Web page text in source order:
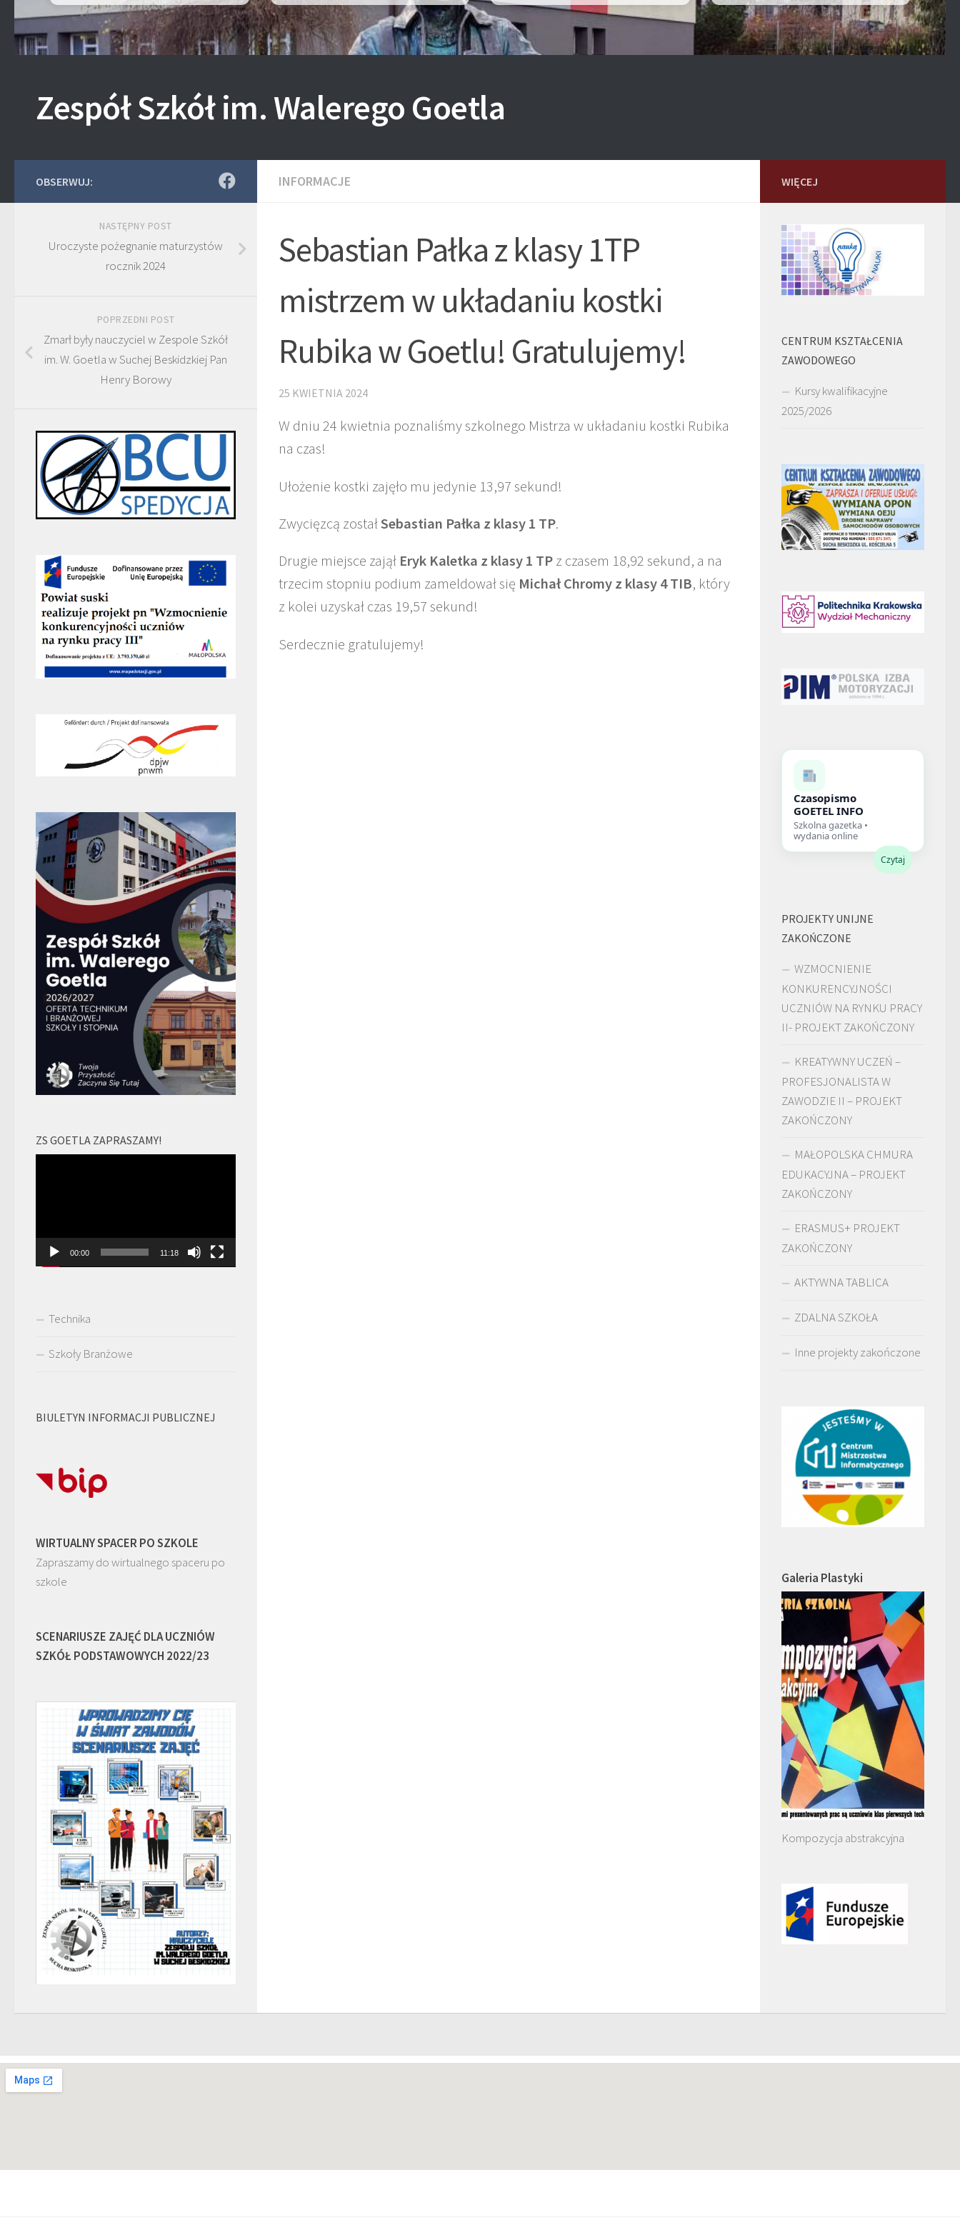
Zespół Szkół im. Walerego Goetla
INFORMACJE
Sebastian Pałka z klasy 1TP
mistrzem w układaniu kostki
Rubika w Goetlu! Gratulujemy!
25 KWIETNIA 2024
W dniu 24 kwietnia poznaliśmy szkolnego Mistrza w układaniu kostki Rubika
na czas!
Ułożenie kostki zajęło mu jedynie 13,97 sekund!
Zwycięzcą zostałSebastian Pałka z klasy 1 TP.
Drugie miejsce zajął Eryk Kaletka z klasy 1 TPz czasem 18,92 sekund, a na
trzecim stopniu podium zameldował się Michał Chromy z klasy 4 TIB, który
z kolei uzyskał czas 19,57 sekund!
Serdecznie gratulujemy!
OBSERWUJ:
NASTĘPNY POST
Uroczyste pożegnanie maturzystów
rocznik 2024
POPRZEDNI POST
Zmarł były nauczyciel w Zespole Szkół
im. W. Goetla w Suchej Beskidzkiej Pan
Henry Borowy
ZS GOETLA ZAPRASZAMY!
00:00 11:18
Technika
Szkoły Branżowe
BIULETYN INFORMACJI PUBLICZNEJ
WIRTUALNY SPACER PO SZKOLE
Zapraszamy do wirtualnego spaceru po
szkole
SCENARIUSZE ZAJĘĆ DLA UCZNIÓW
SZKÓŁ PODSTAWOWYCH 2022/23
WIĘCEJ
CENTRUM KSZTAŁCENIA
ZAWODOWEGO
Kursy kwalifikacyjne
2025/2026
Czasopismo
GOETEL INFO
Szkolna gazetka •
wydania online
Czytaj
PROJEKTY UNIJNE
ZAKOŃCZONE
WZMOCNIENIE
KONKURENCYJNOŚCI
UCZNIÓW NA RYNKU PRACY
II- PROJEKT ZAKOŃCZONY
KREATYWNY UCZEŃ –
PROFESJONALISTA W
ZAWODZIE II – PROJEKT
ZAKOŃCZONY
MAŁOPOLSKA CHMURA
EDUKACYJNA – PROJEKT
ZAKOŃCZONY
ERASMUS+ PROJEKT
ZAKOŃCZONY
AKTYWNA TABLICA
ZDALNA SZKOŁA
Inne projekty zakończone
Galeria Plastyki
Kompozycja abstrakcyjna